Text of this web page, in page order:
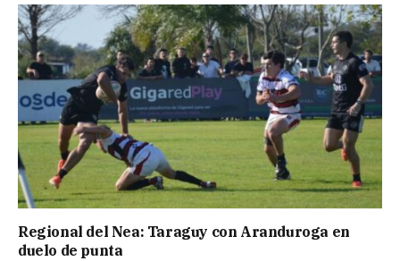
Regional del Nea: Taraguy con Aranduroga en
duelo de punta